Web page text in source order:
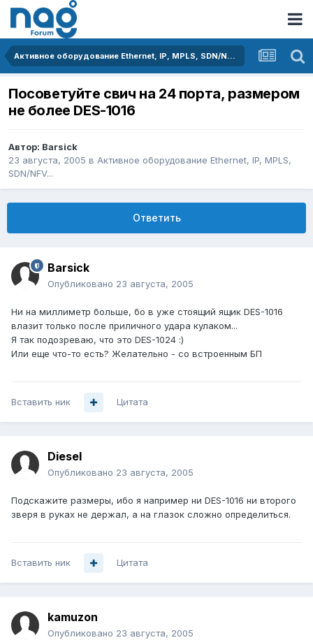
Активное оборудование Ethernet, IP, MPLS, SDN/NFV...
Посоветуйте свич на 24 порта, размером
не более DES-1016
Автор: Barsick
23 августа, 2005 в Активное оборудование Ethernet, IP, MPLS,
SDN/NFV...
Ответить
Barsick
Опубликовано 23 августа, 2005
Ни на миллиметр больше, бо в уже стоящий ящик DES-1016
влазит только после приличного удара кулаком...
Я так подозреваю, что это DES-1024 :)
Или еще что-то есть? Желательно - со встроенным БП
Вставить ник Цитата
Diesel
Опубликовано 23 августа, 2005
Подскажите размеры, ибо я например ни DES-1016 ни второго
зверя в руках не держал, а на глазок сложно определиться.
Вставить ник Цитата
kamuzon
Опубликовано 23 августа, 2005